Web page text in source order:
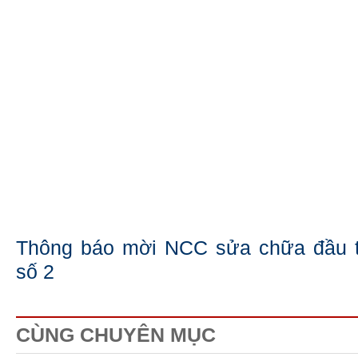
Thông báo mời NCC sửa chữa đầu
số 2
CÙNG CHUYÊN MỤC